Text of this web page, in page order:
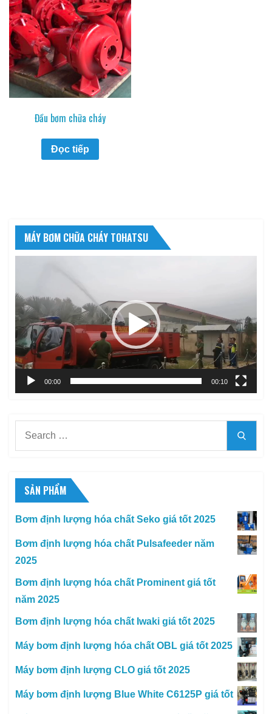
Đầu bơm chữa cháy
Đọc tiếp
MÁY BƠM CHỮA CHÁY TOHATSU
Video
00:00 00:10
SẢN PHẨM
Bơm định lượng hóa chất Seko giá tốt 2025
Bơm định lượng hóa chất Pulsafeeder năm
2025
Bơm định lượng hóa chất Prominent giá tốt
năm 2025
Bơm định lượng hóa chất Iwaki giá tốt 2025
Máy bơm định lượng hóa chất OBL giá tốt 2025
Máy bơm định lượng CLO giá tốt 2025
Máy bơm định lượng Blue White C6125P giá tốt